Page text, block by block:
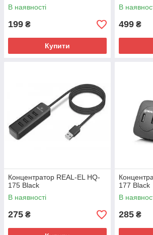
В наявності
199 ₴
Купити
В
499 ₴
Концентратор REAL-EL HQ-
175 Black
В наявності
275 ₴
177 Black
В
285 ₴